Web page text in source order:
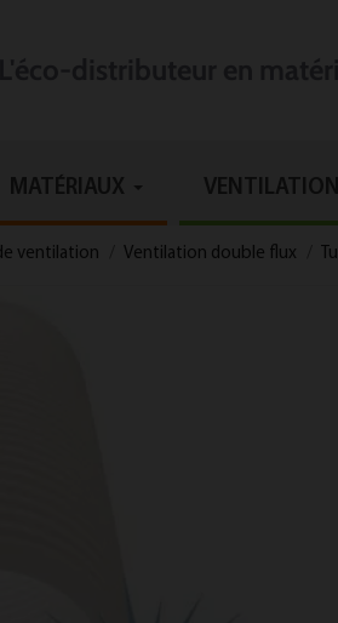
MATÉRIAUX VENTILATION
ventilation Ventilation double flux